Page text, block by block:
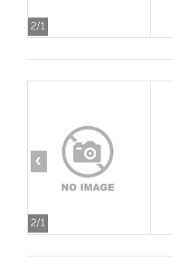
2/1
2/1
‹